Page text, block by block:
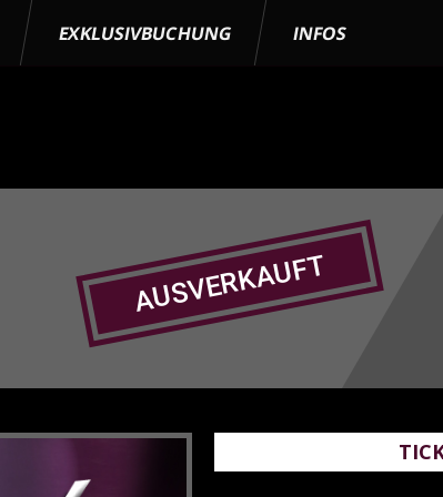
EXKLUSIVBUCHUNG INFOS
AUSVERKAUFT